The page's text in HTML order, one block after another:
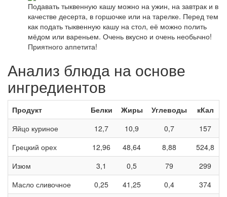
Подавать тыквенную кашу можно на ужин, на завтрак и в
качестве десерта, в горшочке или на тарелке. Перед тем
как подать тыквенную кашу на стол, её можно полить
мёдом или вареньем. Очень вкусно и очень необычно!
Приятного аппетита!
Анализ блюда на основе
ингредиентов
Продукт Белки Жиры Углеводы
кКал
Яйцо куриное
12,7 10,9 0,7
157
Грецкий орех
12,96 48,64 8,88
524,8
Изюм
3,1 0,5 79
299
Масло сливочное
0,25 41,25 0,4
374